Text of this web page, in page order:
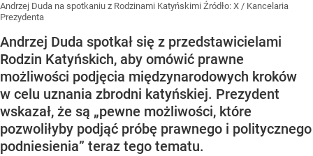
Andrzej Duda na spotkaniu z Rodzinami Katyńskimi Źródło: X / Kancelaria
Prezydenta
Andrzej Duda spotkał się z przedstawicielami
Rodzin Katyńskich, aby omówić prawne
możliwości podjęcia międzynarodowych kroków
w celu uznania zbrodni katyńskiej. Prezydent
wskazał, że są „pewne możliwości, które
pozwoliłyby podjąć próbę prawnego i politycznego
podniesienia” teraz tego tematu.